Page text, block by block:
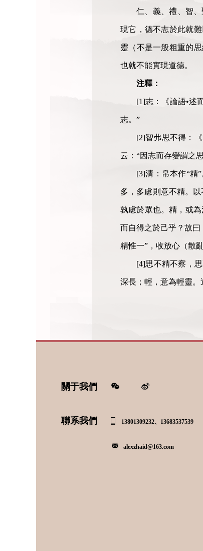
仁、義、禮、智
現它，德不志於此就
靈（不是一般粗重的
也就不能實現道德。
注釋：
[1]志：《論語•述
志。”
[2]智弗思不得：
云：“因志而存變謂之
[3]清：帛本作“精
多，多慮則意不精。以
孰慮於眾也。精，或
而自得之於己乎？故
精惟一”，收放心（散
[4]思不精不察，
深長；輕，意為輕靈。
關于我們
聯系我們 13801309232、13683537539
alexzhaid@163.com